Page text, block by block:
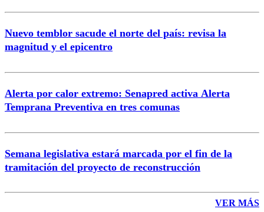
Nuevo temblor sacude el norte del país: revisa la
magnitud y el epicentro
Alerta por calor extremo: Senapred activa Alerta
Temprana Preventiva en tres comunas
Semana legislativa estará marcada por el fin de la
tramitación del proyecto de reconstrucción
VER MÁS